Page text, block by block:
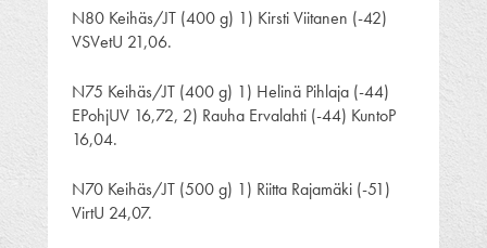
N80 Keihäs/JT (400 g) 1) Kirsti Viitanen (-42)
VSVetU 21,06.
N75 Keihäs/JT (400 g) 1) Helinä Pihlaja (-44)
EPohjUV 16,72, 2) Rauha Ervalahti (-44) KuntoP
16,04.
N70 Keihäs/JT (500 g) 1) Riitta Rajamäki (-51)
VirtU 24,07.